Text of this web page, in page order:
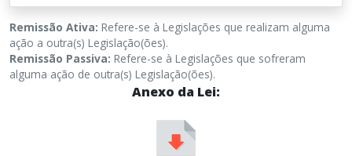
Remissão Ativa: Refere-se à Legislações que realizam alguma
ação a outra(s) Legislação(ões).
Remissão Passiva: Refere-se à Legislações que sofreram
alguma ação de outra(s) Legislação(ões).
Anexo da Lei: